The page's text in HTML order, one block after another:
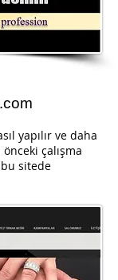
yapılır ve daha
çalışma
sitede